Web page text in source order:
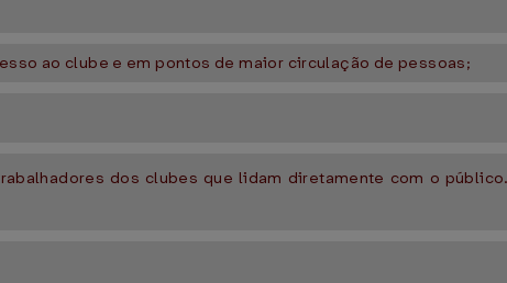
ao clube e em pontos de maior circulação de pessoas;
dos clubes que lidam diretamente com o